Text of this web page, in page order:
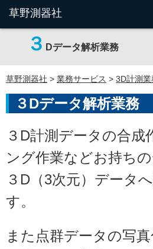
３ Dデータ解析業務
草野測器社 > 業務サービス > 3D計測業
３Dデータ解析業務
３D計測データの合成
ング作業などお持ち
３D（3次元）データ
す。
また点群データの写